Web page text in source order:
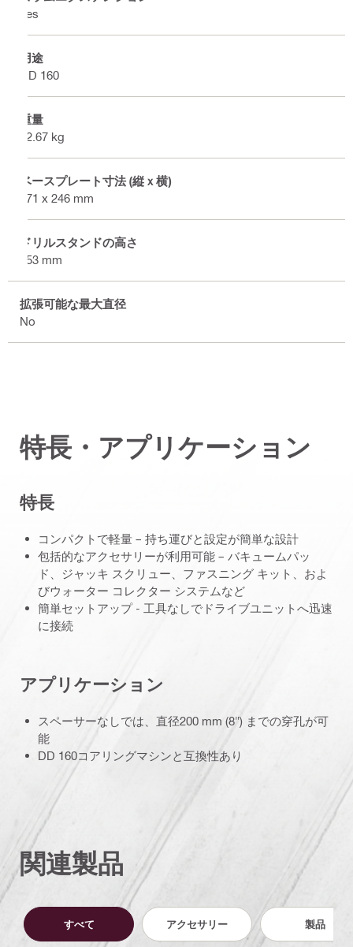
Yes
用途
DD 160
重量
12.67 kg
ベースプレート寸法 (縦ｘ横)
471 x 246 mm
ドリルスタンドの高さ
953 mm
拡張可能な最大直径
No
特長・アプリケーション
特長
コンパクトで軽量 – 持ち運びと設定が簡単な設計
包括的なアクセサリーが利用可能 – バキュームパッ
ド、ジャッキ スクリュー、ファスニング キット、およ
びウォーター コレクター システムなど
簡単セットアップ - 工具なしでドライブユニットへ迅速
に接続
アプリケーション
スペーサーなしでは、直径200 mm (8") までの穿孔が可
能
DD 160コアリングマシンと互換性あり
関連製品
すべて アクセサリー 製品